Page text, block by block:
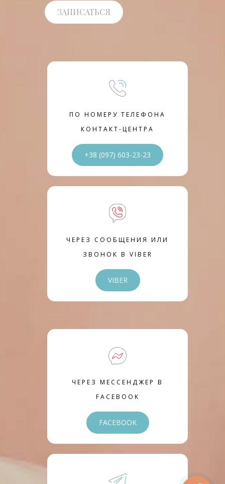
ЗАПИСАТЬСЯ
ПО НОМЕРУ ТЕЛЕФОНА
КОНТАКТ-ЦЕНТРА
+38 (097) 603-23-23
ЧЕРЕЗ СООБЩЕНИЯ ИЛИ
ЗВОНОК В VIBER
VIBER
ЧЕРЕЗ МЕССЕНДЖЕР В
FACEBOOK
FACEBOOK